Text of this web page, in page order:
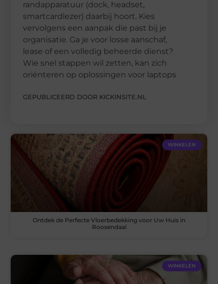
randapparatuur (dock, headset,
smartcardlezer) daarbij hoort. Kies
vervolgens een aanpak die past bij je
organisatie. Ga je voor losse aanschaf,
lease of een volledig beheerde dienst?
Wie snel stappen wil zetten, kan zich
oriënteren op oplossingen voor laptops
GEPUBLICEERD DOOR KICKINSITE.NL
WINKELEN
Ontdek de Perfecte Vloerbedekking voor Uw Huis in
Roosendaal
WINKELEN